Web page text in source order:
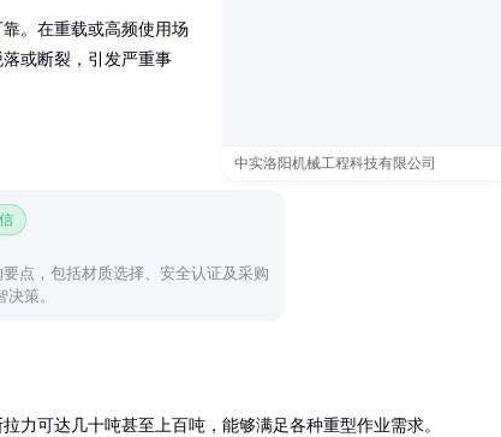
中实洛阳机械工程科技有限公司
。在重载或高频使用场
或断裂，引发严重事
点，包括材质选择、安全认证及采购
策。
力可达几十吨甚至上百吨，能够满足各种重型作业需求。